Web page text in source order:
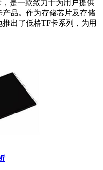
是一款致力于为用户提供
品。作为存储芯片及存储
出了低格TF卡系列，为用